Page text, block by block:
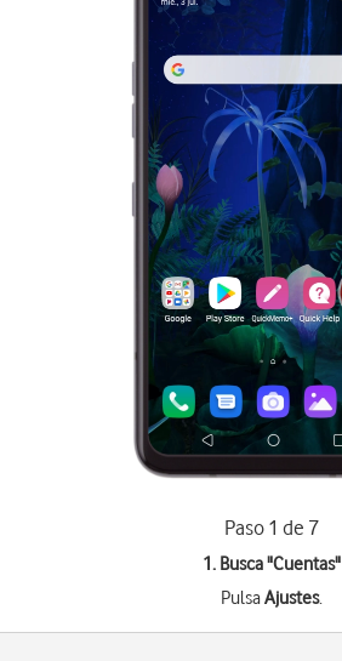
Paso 1 de 7
1. Busca "Cuentas"
PulsaAjustes.